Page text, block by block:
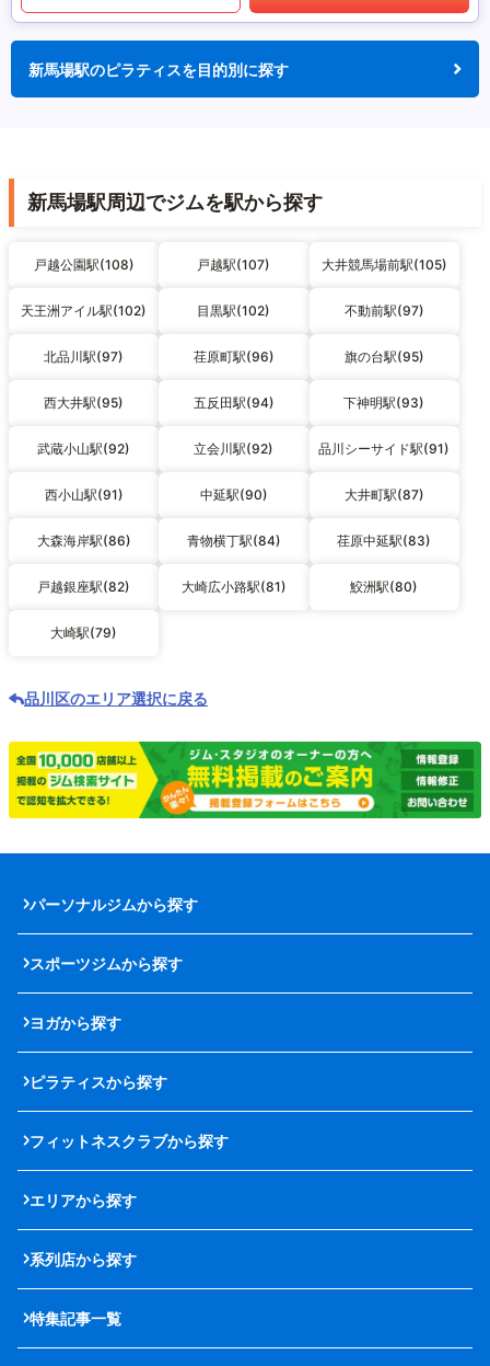
新馬場駅のピラティスを目的別に探す
新馬場駅周辺でジムを駅から探す
戸越公園駅(108) 戸越駅(107) 大井競馬場前駅(105)
天王洲アイル駅(102) 目黒駅(102) 不動前駅(97)
北品川駅(97) 荏原町駅(96) 旗の台駅(95)
西大井駅(95) 五反田駅(94) 下神明駅(93)
武蔵小山駅(92) 立会川駅(92) 品川シーサイド駅(91)
西小山駅(91) 中延駅(90) 大井町駅(87)
大森海岸駅(86) 青物横丁駅(84) 荏原中延駅(83)
戸越銀座駅(82) 大崎広小路駅(81) 鮫洲駅(80)
大崎駅(79)
品川区のエリア選択に戻る
パーソナルジムから探す
スポーツジムから探す
ヨガから探す
ピラティスから探す
フィットネスクラブから探す
エリアから探す
系列店から探す
特集記事一覧